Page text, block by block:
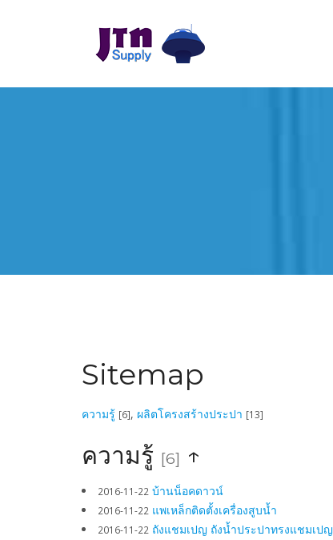
Sitemap
ความรู้ [6], ผลิตโครงสร้างประปา [13]
ความรู้ [6] ↑
2016-11-22 บ้านน็อคดาวน์
2016-11-22 แพเหล็กติดตั้งเครื่องสูบน้ำ
2016-11-22 ถังแชมเปญ ถังน้ำประปาทรงแชมเปญ